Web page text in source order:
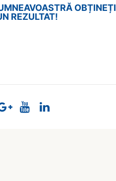
OBȚINEȚI
REZULTAT!